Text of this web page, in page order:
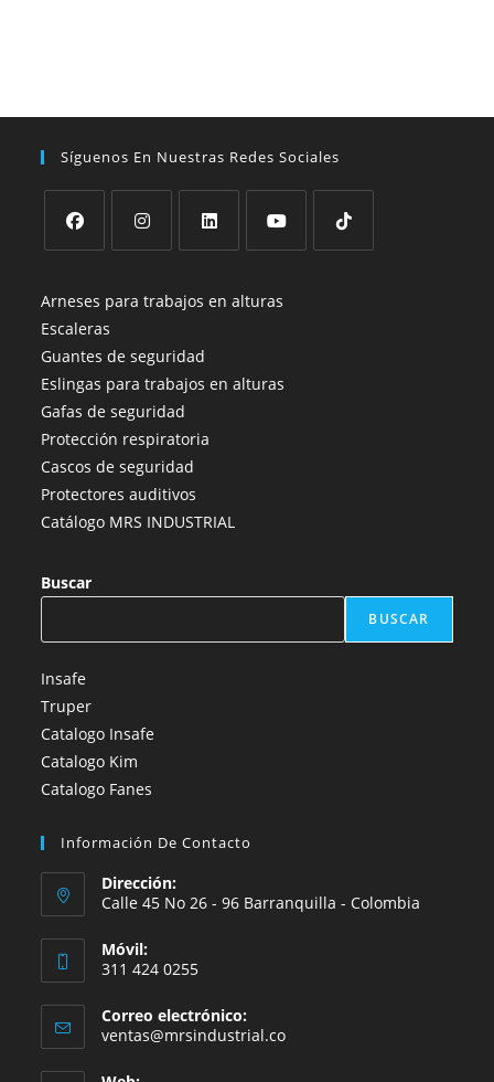
de
la
de
Síguenos En Nuestras Redes Sociales
abre
en
una
nueva
pestaña
abre
una
nueva
pestaña
abre
una
nueva
pestaña
abre
nueva
Arneses para trabajos en alturas
Escaleras
Guantes de seguridad
Eslingas para trabajos en alturas
Gafas de seguridad
Protección respiratoria
Cascos de seguridad
Protectores auditivos
Catálogo MRS INDUSTRIAL
Buscar
BUSCAR
Insafe
Truper
Catalogo Insafe
Catalogo Kim
Catalogo Fanes
Información De Contacto
Dirección:
Calle 45 No 26 - 96 Barranquilla - Colombia
Móvil:
311 424 0255
Correo electrónico:
ventas@mrsindustrial.coSe